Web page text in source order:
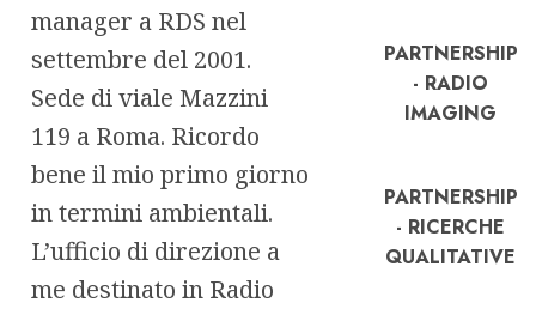
manager a RDS nel
settembre del 2001.
Sede di viale Mazzini
119 a Roma. Ricordo
bene il mio primo giorno
in termini ambientali.
L’ufficio di direzione a
me destinato in Radio
PARTNERSHIP
- RADIO
IMAGING
PARTNERSHIP
- RICERCHE
QUALITATIVE